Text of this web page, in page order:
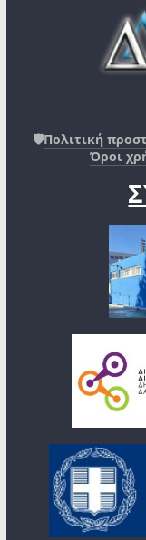
🛡️Πολιτική
Όροι